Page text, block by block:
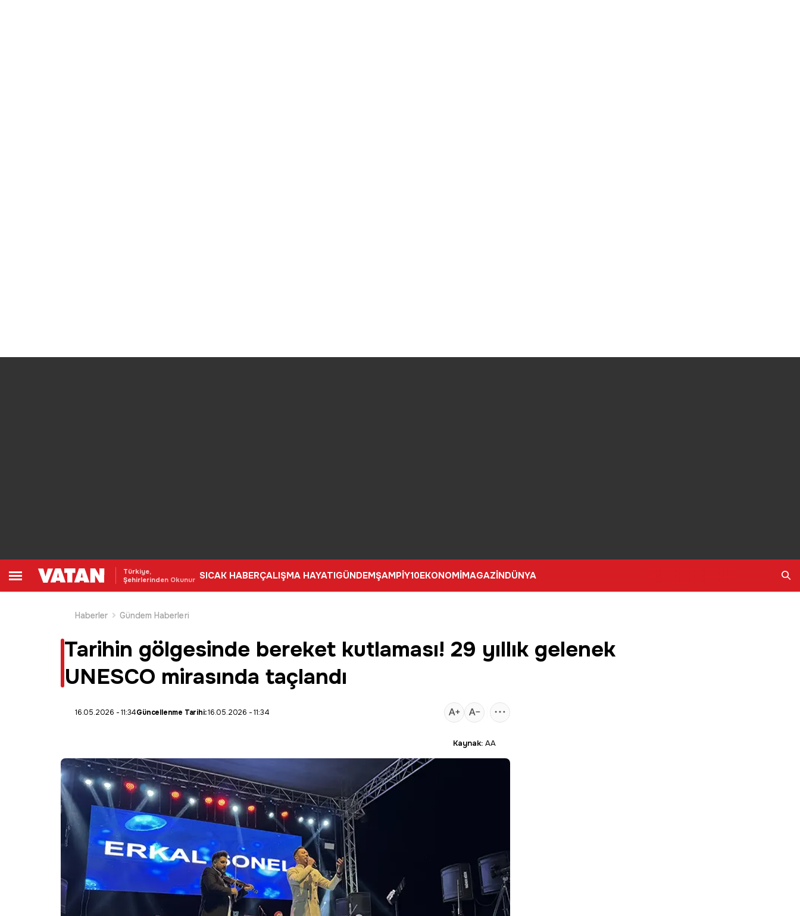
Türkiye,
Şehirlerinden Okunur SICAK HABERÇALIŞMA HAYATIGÜNDEMŞAMPİY10EKONOMİMAGAZİNDÜNYA
Haberler
Gündem Haberleri
Tarihin gölgesinde bereket kutlaması! 29 yıllık gelenek
UNESCO mirasında taçlandı
16.05.2026 - 11:34Güncellenme Tarihi:16.05.2026 - 11:34
Kaynak: AA